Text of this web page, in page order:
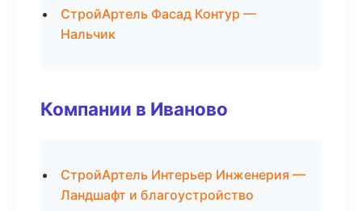
СтройАртель Фасад Контур —
Нальчик
Компании в Иваново
СтройАртель Интерьер Инженерия —
Ландшафт и благоустройство